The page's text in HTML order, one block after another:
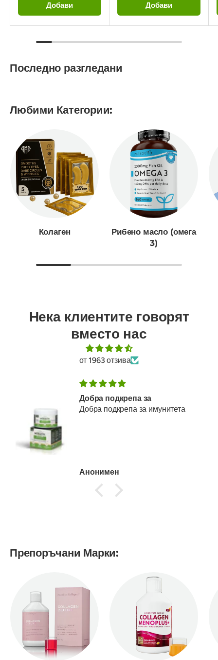
Добави Добави
Последно разгледани
Любими Категории:
Колаген
Рибено масло (омега
3)
Нека клиентите говорят
вместо нас
от 1963 отзива
Добра подкрепа за
Добра подкрепа за имунитета
Анонимен
Препоръчани Марки: